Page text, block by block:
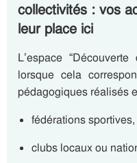
collectivités : vos
leur place ici
L’espace
lorsque cela
pédagogiques réalisés
fédérations sportives,
clubs locaux ou